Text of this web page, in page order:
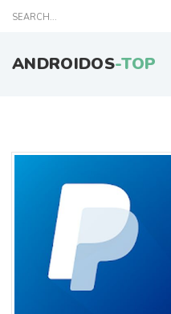
ANDROIDOS-TOP